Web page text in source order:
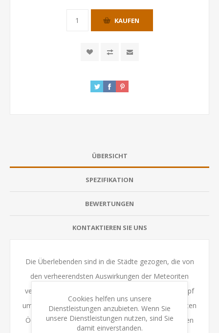
KAUFEN
ÜBERSICHT
SPEZIFIKATION
BEWERTUNGEN
KONTAKTIEREN SIE UNS
Die Überlebenden sind in die Städte gezogen, die von
den verheerendsten Auswirkungen der Meteoriten
verschont wurden. Nun herrscht ein erbitterter Kampf
um die schwindenden Ressourcen, den im verwüsteten
Ödland nur die Entschlossensten für sich entscheiden
Cookies helfen uns unsere
Dienstleistungen anzubieten. Wenn Sie
unsere Dienstleistungen nutzen, sind Sie
damit einverstanden.